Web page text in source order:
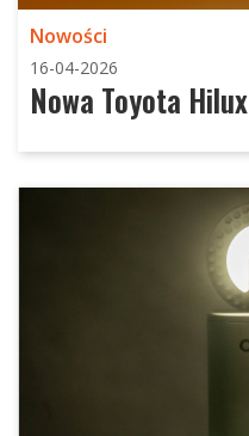
Nowości
16-04-2026
Nowa Toyota